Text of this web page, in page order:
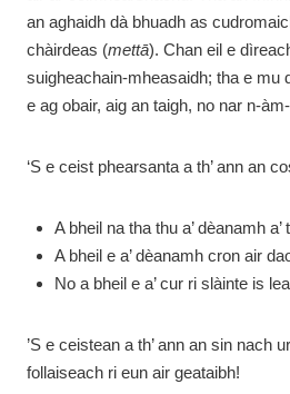
an aghaidh dà bhuadh as
chàirdeas (mettā). Chan eil e
suigheachain-mheasaidh; tha e mu
e ag obair, aig an taigh, no nar n-
‘S e ceist phearsanta a th’ ann an
A bheil na tha thu a’ dèanamh
A bheil e a’ dèanamh cron air
No a bheil e a’ cur ri slàinte is
’S e ceistean a th’ ann an sin nach
follaiseach ri eun air geataibh!